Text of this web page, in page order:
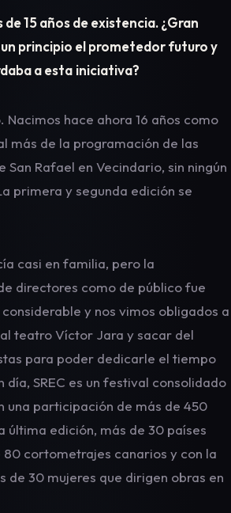
15 años de existencia. ¿Gran
un principio el prometedor futuro y
a esta iniciativa?
Nacimos hace ahora 16 años como
más de la programación de las
Rafael en Vecindario, sin ningún
primera y segunda edición se
casi en familia, pero la
directores como de público fue
y nos vimos obligados a
teatro Víctor Jara y sacar del
para poder dedicarle el tiempo
día, SREC es un festival consolidado
una participación de más de 450
última edición, más de 30 países
80 cortometrajes canarios y con la
de 30 mujeres que dirigen obras en